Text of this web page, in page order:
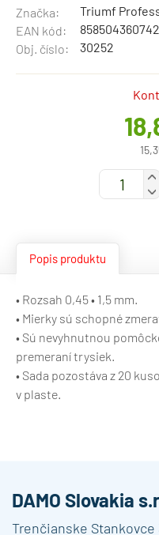
Značka:
Triumf
EAN kód:
Obj. číslo:
30252
Popis produktu
• Rozsah 0,45 • 1,5 mm.
• Mierky sú schopné
• Sú nevyhnutnou
premeraní trysiek.
• Sada pozostáva z 20
v plaste.
DAMO Slovakia
Trenčianske Stankovce